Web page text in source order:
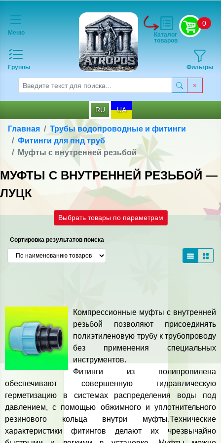
Меню
Группы
0
Фильтры
Каталог
товаров
RU UA
Главная
Трубы водопроводные и фитинги
Фитинги для пнд труб
Муфты с внутренней резьбой
МУФТЫ С ВНУТРЕННЕЙ РЕЗЬБОЙ —
ЛУЦК
Выбрать товары по параметрам
Сортировка результатов поиска
Компрессионные муфты с внутренней
резьбой позволяют присоединять
полиэтиленовую трубу к трубопроводу
без применения специальных
инструментов.
Фитинги из полипропилена
обеспечивают совершенную гидравлическую
герметизацию в системах распределения воды под
давлением, с помощью обжимного и уплотнительного
резинового кольца внутри муфты.Технические
характеристики фитингов делают их чрезвычайно